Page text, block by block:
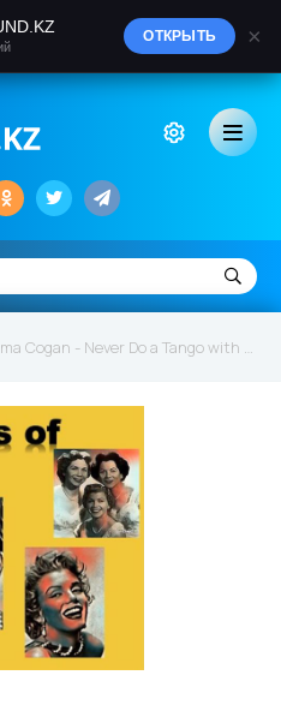
Cogan - Never Do a Tango with an Eskimo (1955)
ОТКРЫТЬ ×